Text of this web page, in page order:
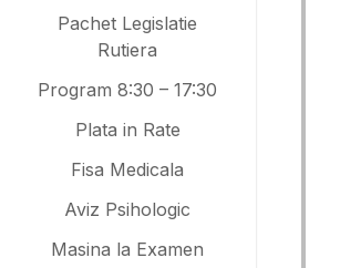
Pachet Legislatie
Rutiera
Program 8:30 – 17:30
Plata in Rate
Fisa Medicala
Aviz Psihologic
Masina la Examen